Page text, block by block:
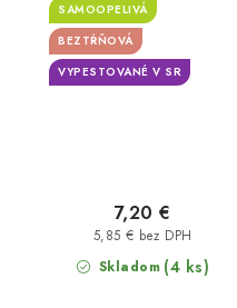
SAMOOPELIVÁ
BEZTŔŇOVÁ
VYPESTOVANÉ V SR
Skladom (4 ks)
5,85 € bez DPH
7,20 €